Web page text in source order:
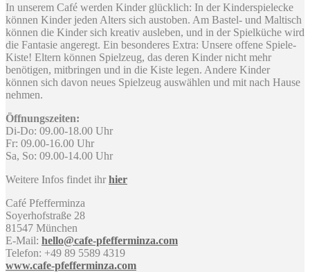
In unserem Café werden Kinder glücklich: In der Kinderspielecke
können Kinder jeden Alters sich austoben. Am Bastel- und Maltisch
können die Kinder sich kreativ ausleben, und in der Spielküche wird
die Fantasie angeregt. Ein besonderes Extra: Unsere offene Spiele-
Kiste! Eltern können Spielzeug, das deren Kinder nicht mehr
benötigen, mitbringen und in die Kiste legen. Andere Kinder
können sich davon neues Spielzeug auswählen und mit nach Hause
nehmen.
Öffnungszeiten:
Di-Do: 09.00-18.00 Uhr
Fr: 09.00-16.00 Uhr
Sa, So: 09.00-14.00 Uhr
Weitere Infos findet ihr hier
Café Pfefferminza
Soyerhofstraße 28
81547 München
E-Mail: hello@cafe-pfefferminza.com
Telefon: +49 89 5589 4319
www.cafe-pfefferminza.com